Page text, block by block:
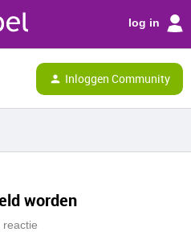
log in
Inloggen Community
worden
reactie